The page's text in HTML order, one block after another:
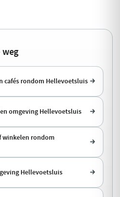
weg
cafés rondom Hellevoetsluis
omgeving Hellevoetsluis
winkelen rondom
Hellevoetsluis